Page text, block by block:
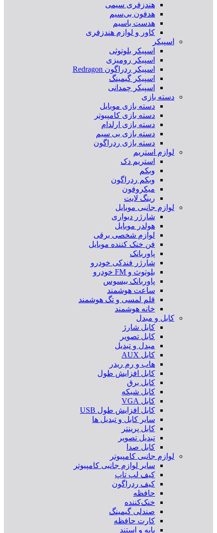
هندزفری سیمی
هدفون بی‌سیم
هدست باسیم
کاور و لوازم هندزفری
اسپیکر
اسپیکر بلوتوثی
اسپیکر رومیزی
اسپیکر ردراگون Redragon
اسپیکر گیمینگ
اسپیکر چمدانی
دسته بازی
دسته بازی موبایل
دسته بازی کامپیوتر
دسته بازی ارلدام
دسته بازی بی سیم
دسته بازی ردراگون
لوازم استریم
استریم دک
وبکم
وبکم ردراگون
میکروفون
رینگ لایت
لوازم جانبی موبایل
شارژر دیواری
هولدر موبایل
لوازم شخصی برقی
فن خنک کننده موبایل
پاوربانک
شارژر فندکی خودرو
بلوتوث و FM خودرو
پاوربانک بیسوس
ساعت هوشمند
قلم لمسی و تگ هوشمند
خانه هوشمند
کابل و مبدل
کابل شارژ
کابل تصویر
مبدل و تبدیل
کابل AUX
هاب و رم ریدر
کابل افزایش طول
کابل برق
کابل شبکه
کابل VGA
کابل افزایش طول USB
سایر کابل و تبدیل ها
کابل پرینتر
تبدیل تصویر
کابل صدا
لوازم جانبی کامپیوتر
سایر لوازم جانبی کامپیوتر
کیف لپ تاپ
کیف ردراگون
حافظه
خنک‌کننده
صندلی گیمینگ
کارت حافظه
پایه و استند